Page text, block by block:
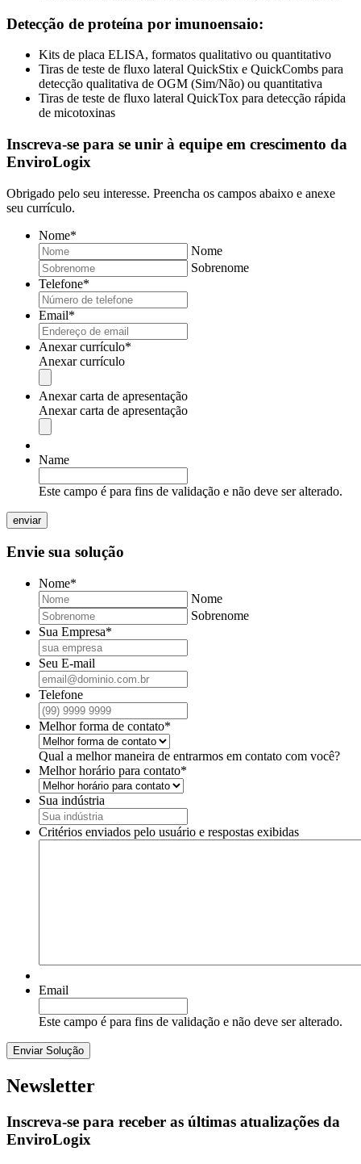
Detecção de proteína por imunoensaio:
Kits de placa ELISA, formatos qualitativo ou quantitativo
Tiras de teste de fluxo lateral QuickStix e QuickCombs para
detecção qualitativa de OGM (Sim/Não) ou quantitativa
Tiras de teste de fluxo lateral QuickTox para detecção rápida
de micotoxinas
Inscreva-se para se unir à equipe em crescimento da
EnviroLogix
Obrigado pelo seu interesse. Preencha os campos abaixo e anexe
seu currículo.
Nome*
Nome
Sobrenome
Telefone*
Email*
Anexar currículo*
Anexar currículo
Anexar carta de apresentação
Anexar carta de apresentação
doc,
Name
Este campo é para fins de validação e não deve ser alterado.
Envie sua solução
Nome*
Nome
Sobrenome
Sua Empresa*
Seu E-mail
Telefone
Melhor forma de contato*
Qual a melhor maneira de entrarmos em contato com você?
Melhor horário para contato*
Sua indústria
Critérios enviados pelo usuário e respostas exibidas
Email
Este campo é para fins de validação e não deve ser alterado.
Newsletter
Inscreva-se para receber as últimas atualizações da
EnviroLogix